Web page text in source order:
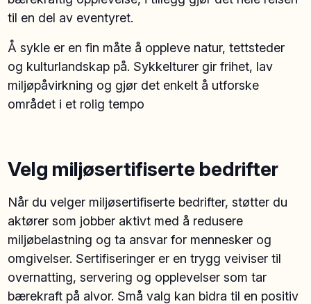
til en del av eventyret.
Å sykle er en fin måte å oppleve natur, tettsteder
og kulturlandskap på. Sykkelturer gir frihet, lav
miljøpåvirkning og gjør det enkelt å utforske
området i et rolig tempo
Velg miljøsertifiserte bedrifter
Når du velger miljøsertifiserte bedrifter, støtter du
aktører som jobber aktivt med å redusere
miljøbelastning og ta ansvar for mennesker og
omgivelser. Sertifiseringer er en trygg veiviser til
overnatting, servering og opplevelser som tar
bærekraft på alvor. Små valg kan bidra til en positiv